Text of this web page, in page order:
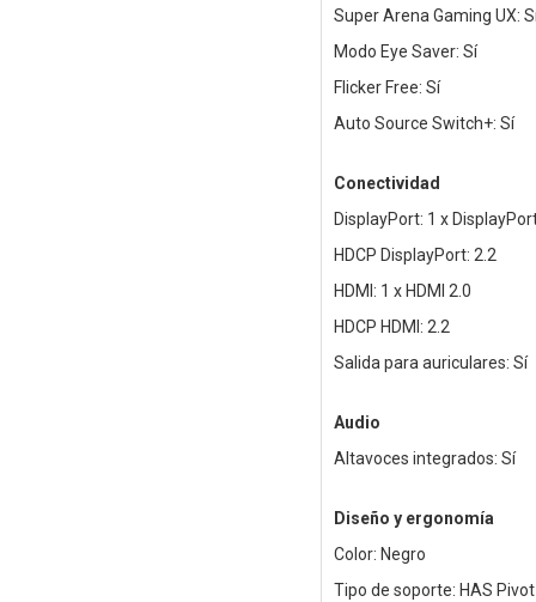
Super Arena Gaming UX:
Modo Eye Saver: Sí
Flicker Free: Sí
Auto Source Switch+: Sí
Conectividad
DisplayPort: 1 x
HDCP DisplayPort: 2.2
HDMI: 1 x HDMI 2.0
HDCP HDMI: 2.2
Salida para auriculares: Sí
Audio
Altavoces integrados: Sí
Diseño y ergonomía
Color: Negro
Tipo de soporte: HAS Pivot